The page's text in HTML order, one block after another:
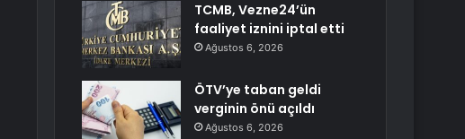
TCMB, Vezne24’ün
faaliyet iznini iptal etti
Ağustos 6, 2026
ÖTV’ye taban geldi
verginin önü açıldı
Ağustos 6, 2026